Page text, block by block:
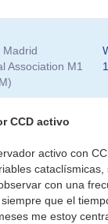
Madrid
Association M1
CCD activo
activo con
cataclísmicas,
con una
que el
me estoy